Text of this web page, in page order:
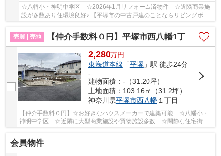
☆八幡小・神明中学区 ☆2026年1月リフォーム済物件 ☆近隣商業施
設が多数あり住環境良好♪ 【平塚市の中古戸建のことならリビングボイ
売買 | 売地
【仲介手数料０円】平塚市西八幡1丁目 土地（売地） 建築条件なし 全3区画
2,280万円
東海道本線 「平塚 」駅 徒歩24分
-
建物面積：-（31.20坪）
土地面積：103.16㎡（31.2坪）
神奈川県平塚市西八幡１丁目
【仲介手数料０円】☆お好きなハウスメーカーで建築可能 ☆八幡小・
神明中学区 ☆近隣に大型商業施設や買物施設多数 ☆閑静な住宅街
会員物件